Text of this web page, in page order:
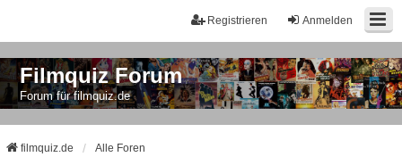
Anmelden
Registrieren
Filmquiz Forum
Forum für filmquiz.de
filmquiz.de Alle Foren